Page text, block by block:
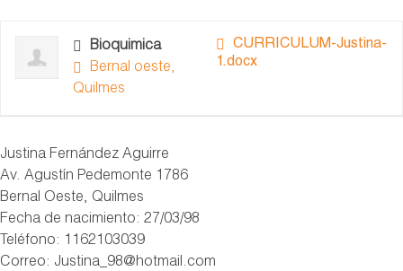
CURRICULUM-Justina-
1.docx
Bioquimica
Bernal oeste,
Quilmes
Justina Fernández Aguirre
Av. Agustín Pedemonte 1786
Bernal Oeste, Quilmes
Fecha de nacimiento: 27/03/98
Teléfono: 1162103039
Correo: Justina_98@hotmail.com